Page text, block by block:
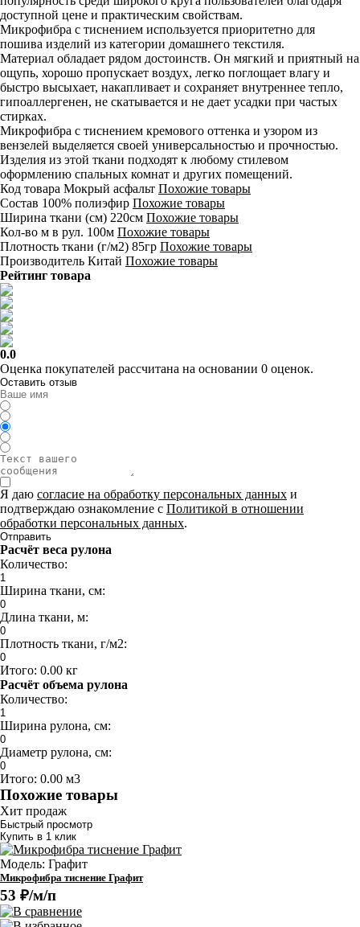
доступной цене и практическим свойствам.
Микрофибра с тиснением используется приоритетно для
пошива изделий из категории домашнего текстиля.
Материал обладает рядом достоинств. Он мягкий и приятный на
ощупь, хорошо пропускает воздух, легко поглощает влагу и
быстро высыхает, накапливает и сохраняет внутреннее тепло,
гипоаллергенен, не скатывается и не дает усадки при частых
стирках.
Микрофибра с тиснением кремового оттенка и узором из
вензелей выделяется своей универсальностью и прочностью.
Изделия из этой ткани подходят к любому стилевом
оформлению спальных комнат и других помещений.
Код товара Мокрый асфальт Похожие товары
Состав 100% полиэфир Похожие товары
Ширина ткани (см) 220см Похожие товары
Кол-во м в рул. 100м Похожие товары
Плотность ткани (г/м2) 85гр Похожие товары
Производитель Китай Похожие товары
Рейтинг товара
0.0
Оценка покупателей рассчитана на основании 0 оценок.
Оставить отзыв
Я даю согласие на обработку персональных данных и
подтверждаю ознакомление с Политикой в отношении
обработки персональных данных.
Отправить
Расчёт веса рулона
Количество:
Ширина ткани, см:
Длина ткани, м:
Плотность ткани, г/м2:
Итого: 0.00 кг
Расчёт объема рулона
Количество:
Ширина рулона, см:
Диаметр рулона, см:
Итого: 0.00 м3
Похожие товары
Хит продаж
Быстрый просмотр
Купить в 1 клик
Модель: Графит
Микрофибра тиснение Графит
53 ₽/м/п